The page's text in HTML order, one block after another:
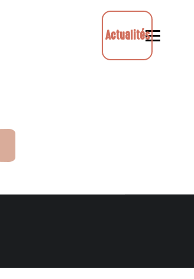
Actualités